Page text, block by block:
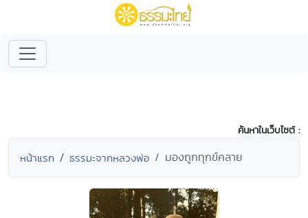
ค้นหาในเว็บไซต์ :
หน้าแรก ธรรมะจากหลวงพ่อ มองถูกทุกข์คลาย